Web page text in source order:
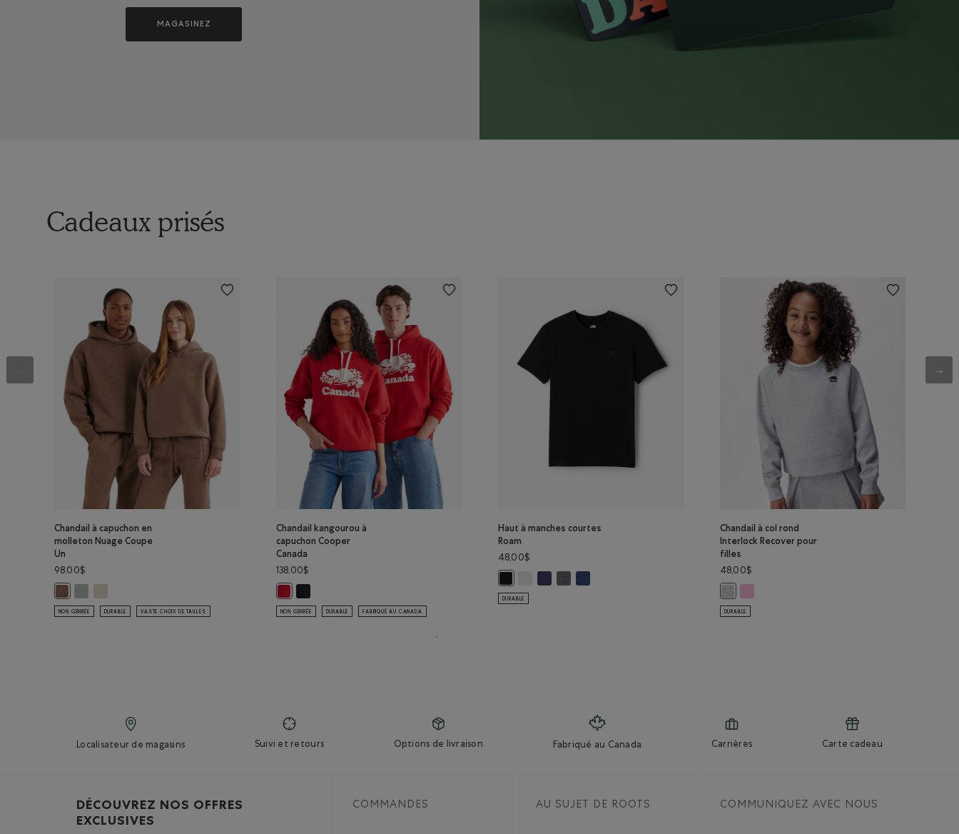
MAGASINEZ
Cadeaux prisés
Chandail à capuchon en
molleton Nuage Coupe
Un
98,00$
NON GENRÉE DURABLE VASTE CHOIX DE TAILLES
Chandail kangourou à
capuchon Cooper
Canada
138,00$
NON GENRÉE DURABLE FABRIQUÉ AU CANADA
Haut à manches courtes
Roam
48,00$
Haut à manches courtes Roam: BLEU CRÉPUSCULE Couleur
Haut à manches courtes Roam: GRIS CHINÉ FONCÉ Couleur
Haut à manches courtes Roam: TRICOT DENIM Couleur
DURABLE
Chandail à col rond
Interlock Recover pour
filles
48,00$
DURABLE
Localisateur de magasins Suivi et retours Options de livraison Fabriqué au Canada Carrières Carte cadeau
DÉCOUVREZ NOS OFFRES
EXCLUSIVES
COMMANDES AU SUJET DE ROOTS COMMUNIQUEZ AVEC NOUS